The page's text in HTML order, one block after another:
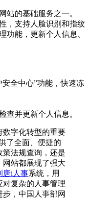
站的基础服务之一。
，支持人脸识别和指纹
功能，更新个人信息、
全中心”功能，快速冻
查并更新个人信息。
数字化转型的重要
了全面、便捷的
法规查询，还是
站都展现了强大
唐i人事系统，用
对复杂的人事管理
，中国人事部网